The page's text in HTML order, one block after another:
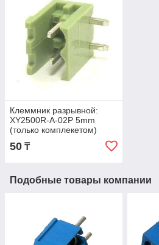
Клеммник разрывной:
XY2500R-A-02P 5mm
(только комплекетом)
50 ₸
Подобные товары компании